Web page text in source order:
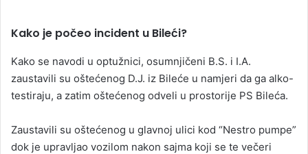
Kako je počeo incident u Bileći?
Kako se navodi u optužnici, osumnjičeni B.S. i I.A.
zaustavili su oštećenog D.J. iz Bileće u namjeri da ga alko-
testiraju, a zatim oštećenog odveli u prostorije PS Bileća.
Zaustavili su oštećenog u glavnoj ulici kod “Nestro pumpe”
dok je upravljao vozilom nakon sajma koji se te večeri